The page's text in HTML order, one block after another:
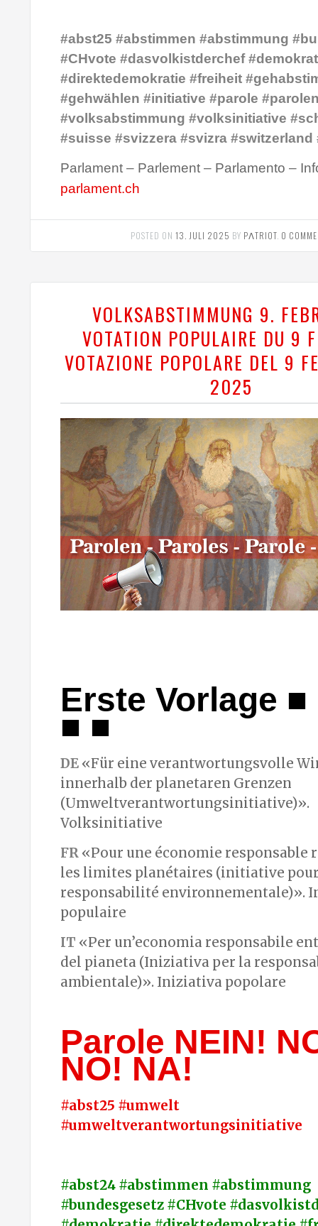
#abst25 #abstimmen #abstimmung
#CHvote #dasvolkistderchef
#direktedemokratie #freiheit
#gehwählen #initiative #parole
#volksabstimmung #volksinitiative
#suisse #svizzera #svizra #switzerland
Parlament – Parlement – Parlamento –
parlament.ch
POSTED ON13. JULI 2025 BY PΛTRIOT 0
VOLKSABSTIMMUNG 9.
VOTATION POPULAIRE DU 9
VOTAZIONE POPOLARE DEL 9
2025
Erste Vorlage ■
■ ■
DE «Für eine verantwortungsvolle
innerhalb der planetaren Grenzen
(Umweltverantwortungsinitiative)».
Volksinitiative
FR «Pour une économie responsable
les limites planétaires (initiative
responsabilité environnementale)».
populaire
IT «Per un’economia responsabile
del pianeta (Iniziativa per la
ambientale)». Iniziativa popolare
Parole NEIN!
NO! NA!
#abst25 #umwelt
#umweltverantwortungsinitiative
#abst24 #abstimmen #abstimmung
#bundesgesetz #CHvote